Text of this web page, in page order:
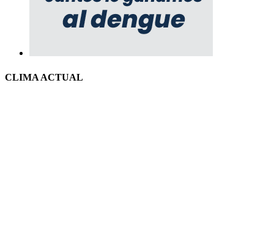
CLIMA ACTUAL